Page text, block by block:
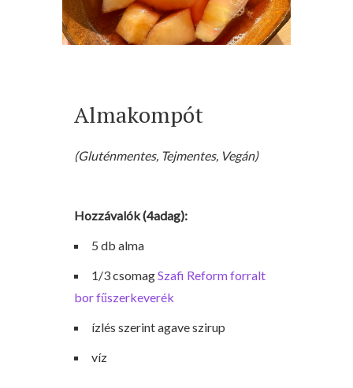
Almakompót
(Gluténmentes, Tejmentes, Vegán)
Hozzávalók (4adag):
5 db alma
1/3 csomagSzafi Reform forralt
bor fűszerkeverék
ízlés szerint agave szirup
víz